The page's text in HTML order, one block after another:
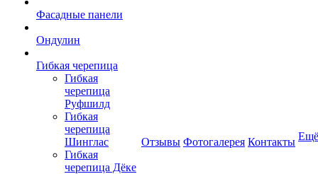
Фасадные панели
Ондулин
Гибкая черепица
Гибкая
черепица
Руфшилд
Гибкая
черепица
Шинглас
Гибкая
черепица Дёке
Отзывы Фотогалерея Контакты Ещё